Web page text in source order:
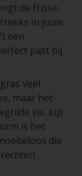
de frisse,
in jouw
een
past bij
veel
maar het
vis, kip
is het
die